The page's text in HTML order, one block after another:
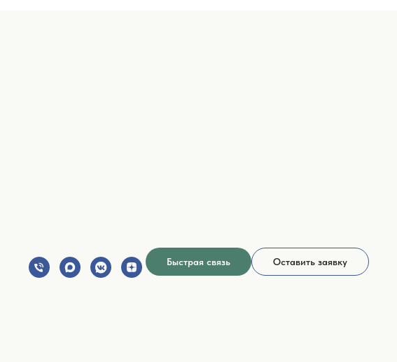
Быстрая связь Оставить заявку